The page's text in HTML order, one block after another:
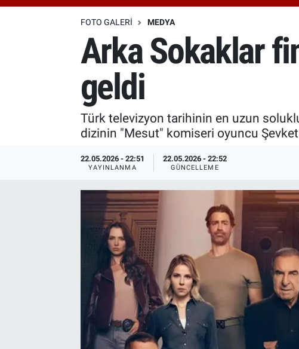
FOTO GALERI MEDYA
Arka Sokaklar
geldi
Türk televizyon tarihinin en uzun
dizinin "Mesut" komiseri oyuncu Şevket
22.05.2026 - 22:51
YAYINLANMA
22.05.2026 - 22:52
GÜNCELLEME
Özel Haberler
Özel Haberler
Haber Arşivi